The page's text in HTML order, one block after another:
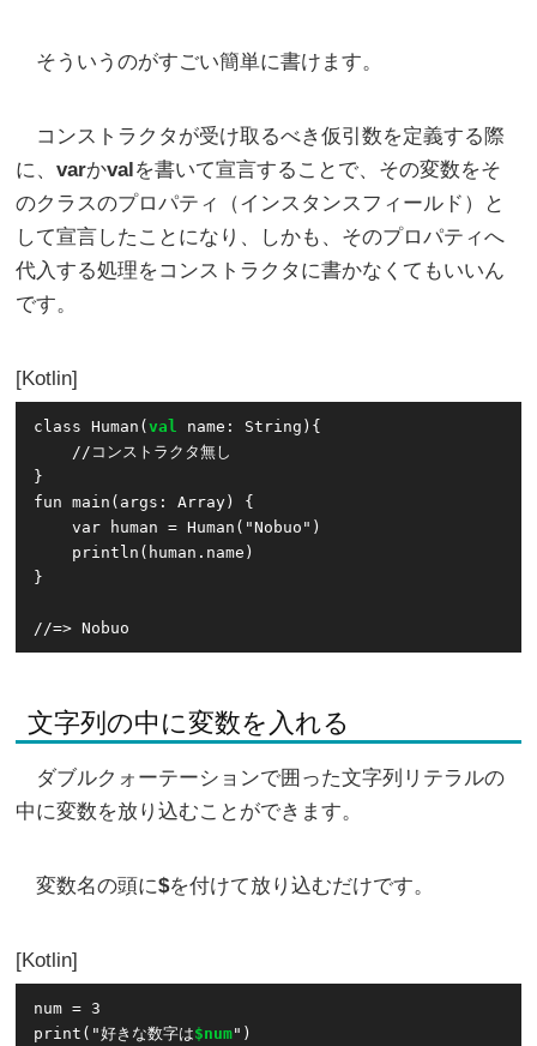
そういうのがすごい簡単に書けます。
コンストラクタが受け取るべき仮引数を定義する際
に、varかvalを書いて宣言することで、その変数をそ
のクラスのプロパティ（インスタンスフィールド）と
して宣言したことになり、しかも、そのプロパティへ
代入する処理をコンストラクタに書かなくてもいいん
です。
Kotlin
class Human(val
name: String){
    //コンストラクタ無し
}
fun main(args: Array) {
    var human = Human("Nobuo")
    println(human.name)
}
//=> Nobuo
文字列の中に変数を入れる
ダブルクォーテーションで囲った文字列リテラルの
中に変数を放り込むことができます。
変数名の頭に$を付けて放り込むだけです。
Kotlin
num = 3
print("好きな数字は$num")